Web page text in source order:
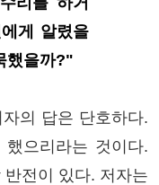
게 알렸을
했을까?"
의 답은 단호하다.
으리라는 것이다.
전이 있다. 저자는